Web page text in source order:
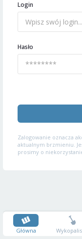
Login
Hasło
Zalogowanie oznacza
aktualnym brzmieniu.
prosimy o
Główna